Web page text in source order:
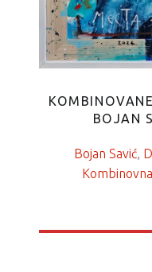
BOJAN
Bojan Savić,